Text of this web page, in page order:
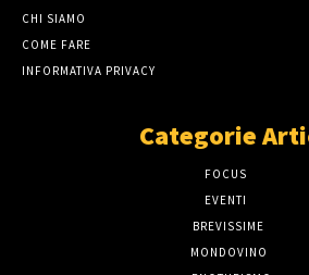
CHI SIAMO
COME FARE
INFORMATIVA PRIVACY
Categorie
FOCUS
EVENTI
BREVISSIME
MONDOVINO